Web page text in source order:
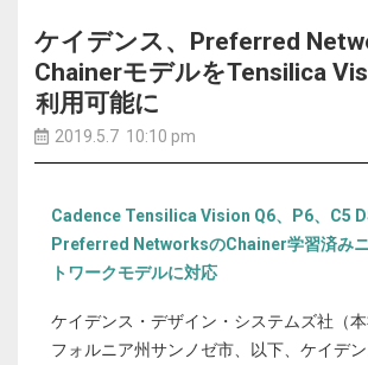
ケイデンス、Preferred
ChainerモデルをTensilica
利用可能に
2019.5.7 10:10 pm
Cadence Tensilica Vision Q6、P6、C5
Preferred NetworksのChainer学習済み
トワークモデルに対応
ケイデンス・デザイン・システムズ社（
フォルニア州サンノゼ市、以下、ケイデ